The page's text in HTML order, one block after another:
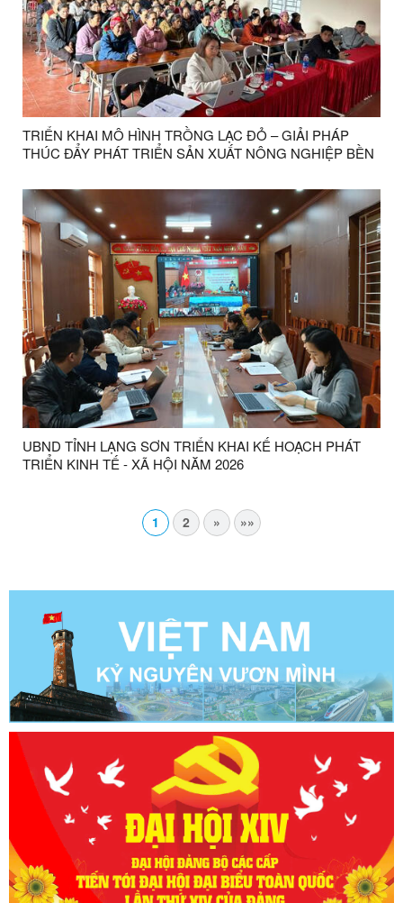
TRIỂN KHAI MÔ HÌNH TRỒNG LẠC ĐỎ – GIẢI PHÁP
THÚC ĐẨY PHÁT TRIỂN SẢN XUẤT NÔNG NGHIỆP BỀN
UBND TỈNH LẠNG SƠN TRIỂN KHAI KẾ HOẠCH PHÁT
TRIỂN KINH TẾ - XÃ HỘI NĂM 2026
1 2 » »»